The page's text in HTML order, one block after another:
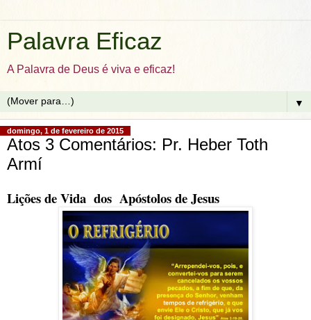
Palavra Eficaz
A Palavra de Deus é viva e eficaz!
▼
domingo, 1 de fevereiro de 2015
Atos 3 Comentários: Pr. Heber Toth
Armí
Lições de Vida dos Apóstolos de Jesus